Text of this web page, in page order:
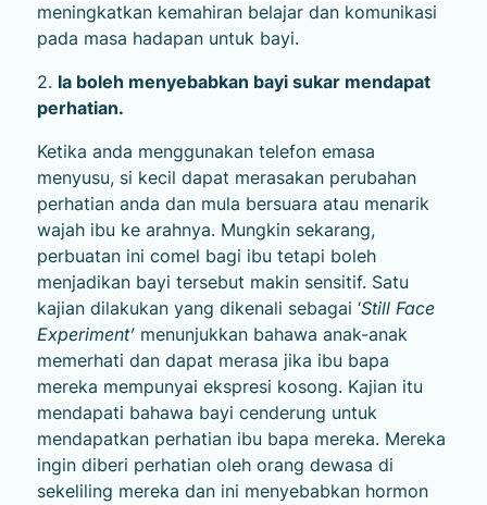
meningkatkan kemahiran belajar dan komunikasi
pada masa hadapan untuk bayi.
2. Ia boleh menyebabkan bayi sukar mendapat
perhatian.
Ketika anda menggunakan telefon emasa
menyusu, si kecil dapat merasakan perubahan
perhatian anda dan mula bersuara atau menarik
wajah ibu ke arahnya. Mungkin sekarang,
perbuatan ini comel bagi ibu tetapi boleh
menjadikan bayi tersebut makin sensitif. Satu
kajian dilakukan yang dikenali sebagai ‘Still Face
Experiment’ menunjukkan bahawa anak-anak
memerhati dan dapat merasa jika ibu bapa
mereka mempunyai ekspresi kosong. Kajian itu
mendapati bahawa bayi cenderung untuk
mendapatkan perhatian ibu bapa mereka. Mereka
ingin diberi perhatian oleh orang dewasa di
sekeliling mereka dan ini menyebabkan hormon